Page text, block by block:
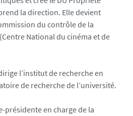
la direction. Elle devient
du contrôle de la
National du cinéma et de
l’institut de recherche en
de recherche de l’université.
présidente en charge de la